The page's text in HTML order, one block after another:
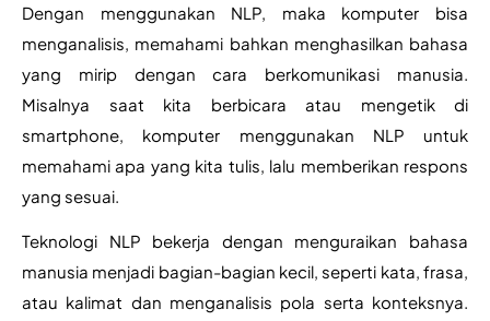
Dengan menggunakan NLP, maka komputer bisa
menganalisis, memahami bahkan menghasilkan bahasa
yang mirip dengan cara berkomunikasi manusia.
Misalnya saat kita berbicara atau mengetik di
smartphone, komputer menggunakan NLP untuk
memahami apa yang kita tulis, lalu memberikan respons
yang sesuai.
Teknologi NLP bekerja dengan menguraikan bahasa
manusia menjadi bagian-bagian kecil, seperti kata, frasa,
atau kalimat dan menganalisis pola serta konteksnya.